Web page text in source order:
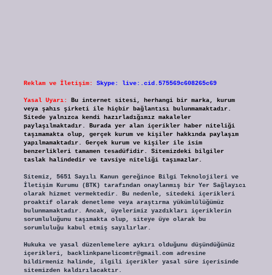
Reklam ve İletişim: Skype: live:.cid.575569c608265c69
Yasal Uyarı:
Bu internet sitesi, herhangi bir marka, kurum
veya şahıs şirketi ile hiçbir bağlantısı bulunmamaktadır.
Sitede yalnızca kendi hazırladığımız makaleler
paylaşılmaktadır. Burada yer alan içerikler haber niteliği
taşımamakta olup, gerçek kurum ve kişiler hakkında paylaşım
yapılmamaktadır. Gerçek kurum ve kişiler ile isim
benzerlikleri tamamen tesadüfidir. Sitemizdeki bilgiler
taslak halindedir ve tavsiye niteliği taşımazlar.
Sitemiz, 5651 Sayılı Kanun gereğince Bilgi Teknolojileri ve
İletişim Kurumu (BTK) tarafından onaylanmış bir Yer Sağlayıcı
olarak hizmet vermektedir. Bu nedenle, sitedeki içerikleri
proaktif olarak denetleme veya araştırma yükümlülüğümüz
bulunmamaktadır. Ancak, üyelerimiz yazdıkları içeriklerin
sorumluluğunu taşımakta olup, siteye üye olarak bu
sorumluluğu kabul etmiş sayılırlar.
Hukuka ve yasal düzenlemelere aykırı olduğunu düşündüğünüz
içerikleri, backlinkpanelicomtr@gmail.comadresine
bildirmeniz halinde, ilgili içerikler yasal süre içerisinde
sitemizden kaldırılacaktır.